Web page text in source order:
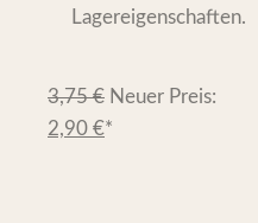
Lagereigenschaften.
3,75€ Neuer Preis:
2,90 €*